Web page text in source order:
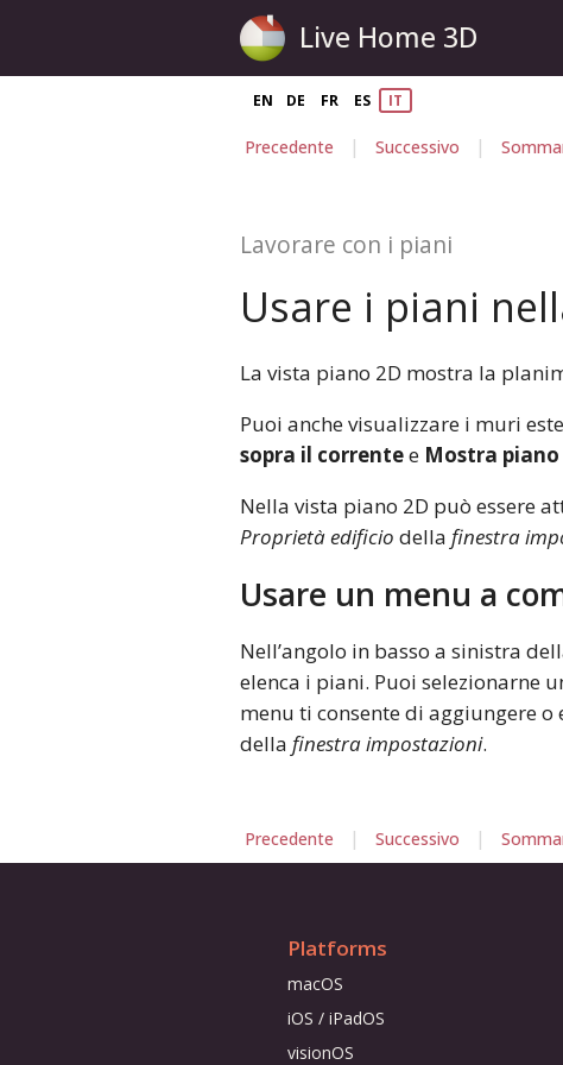
Live Home 3D
EN DE FR ES IT
Precedente | Successivo |
Lavorare con i piani
Usare i piani
La vista piano 2D mostra la
Puoi anche visualizzare i muri
sopra il correntee Mostra
Nella vista piano 2D può essere
Proprietà edificio della finestra
Usare un menu a
Nell’angolo in basso a sinistra
elenca i piani. Puoi selezionarne
menu ti consente di aggiungere
della finestra impostazioni.
Precedente | Successivo |
Platforms
macOS
iOS / iPadOS
visionOS